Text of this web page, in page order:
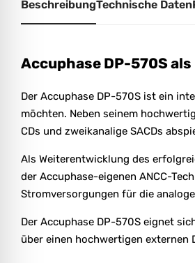
BeschreibungTechnische Daten
Accuphase DP-570S
Der Accuphase DP-570S ist ein
möchten. Neben seinem
CDs und zweikanalige SACDs
Als Weiterentwicklung des
der Accuphase-eigenen ANCC-
Stromversorgungen für die
Der Accuphase DP-570S eignet
über einen hochwertigen externen